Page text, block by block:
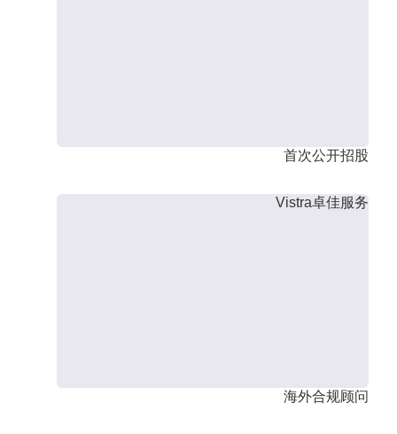
首次公开招股
Vistra卓佳服务
海外合规顾问